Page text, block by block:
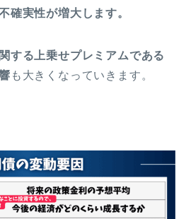
確実性が増大します。
する上乗せプレミアムである
も大きくなっていきます。